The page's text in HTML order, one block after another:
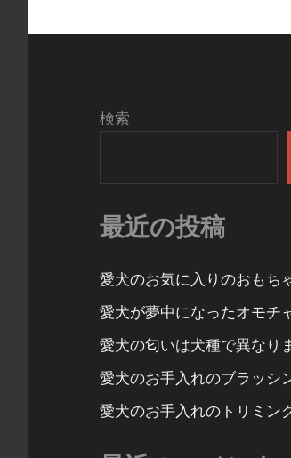
検索
最近の投稿
愛犬のお気に入りのおもち
愛犬が夢中になったオモチ
愛犬の匂いは犬種で異なり
愛犬のお手入れのブラッシ
愛犬のお手入れのトリミン